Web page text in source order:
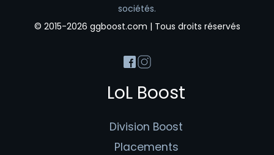
sociétés.
© 2015-2026 ggboost.com | Tous droits réservés
LoL Boost
Division Boost
Placements